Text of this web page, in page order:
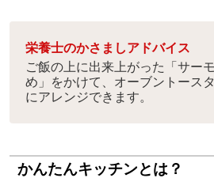
栄養士のかさましアドバイス
ご飯の上に出来上がった「サー
め」をかけて、オーブントース
にアレンジできます。
かんたんキッチンとは？